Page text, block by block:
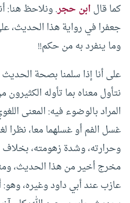
كما قالابن حجر. ونلاحظ هنا:
جعفرا في رواية هذا الحديث،
وما ينفرد به من حكم!!
على أنا إذا سلمنا بصحة
نتأول معناه بما تأوله
المراد بالوضوء فيه: المعنى
غسل الفم أو غسلهما معا، نظرا
وحرارته، وشدة زهومته، بخلاف
مخرج أخير من هذا الحديث،
عازب عند أبي داود وغيره،